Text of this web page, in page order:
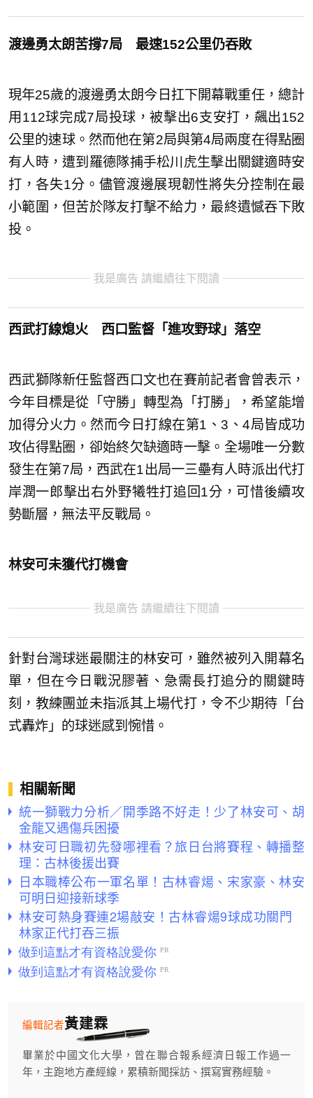
渡邊勇太朗苦撐7局 最速152公里仍吞敗
現年25歲的渡邊勇太朗今日扛下開幕戰重任，總計
用112球完成7局投球，被擊出6支安打，飆出152
公里的速球。然而他在第2局與第4局兩度在得點圈
有人時，遭到羅德隊捕手松川虎生擊出關鍵適時安
打，各失1分。儘管渡邊展現韌性將失分控制在最
小範圍，但苦於隊友打擊不給力，最終遺憾吞下敗
投。
我是廣告 請繼續往下閱讀
西武打線熄火 西口監督「進攻野球」落空
西武獅隊新任監督西口文也在賽前記者會曾表示，
今年目標是從「守勝」轉型為「打勝」，希望能增
加得分火力。然而今日打線在第1、3、4局皆成功
攻佔得點圈，卻始終欠缺適時一擊。全場唯一分數
發生在第7局，西武在1出局一三壘有人時派出代打
岸潤一郎擊出右外野犧牲打追回1分，可惜後續攻
勢斷層，無法平反戰局。
林安可未獲代打機會
我是廣告 請繼續往下閱讀
針對台灣球迷最關注的林安可，雖然被列入開幕名
單，但在今日戰況膠著、急需長打追分的關鍵時
刻，教練團並未指派其上場代打，令不少期待「台
式轟炸」的球迷感到惋惜。
相關新聞
統一獅戰力分析／開季路不好走！少了林安可、胡
金龍又遇傷兵困擾
林安可日職初先發哪裡看？旅日台將賽程、轉播整
理：古林後援出賽
日本職棒公布一軍名單！古林睿煬、宋家豪、林安
可明日迎接新球季
林安可熱身賽連2場敲安！古林睿煬9球成功關門
林家正代打吞三振
黃建霖
編輯記者
畢業於中國文化大學，曾在聯合報系經濟日報工作過一
年，主跑地方產經線，累積新聞採訪、撰寫實務經驗。